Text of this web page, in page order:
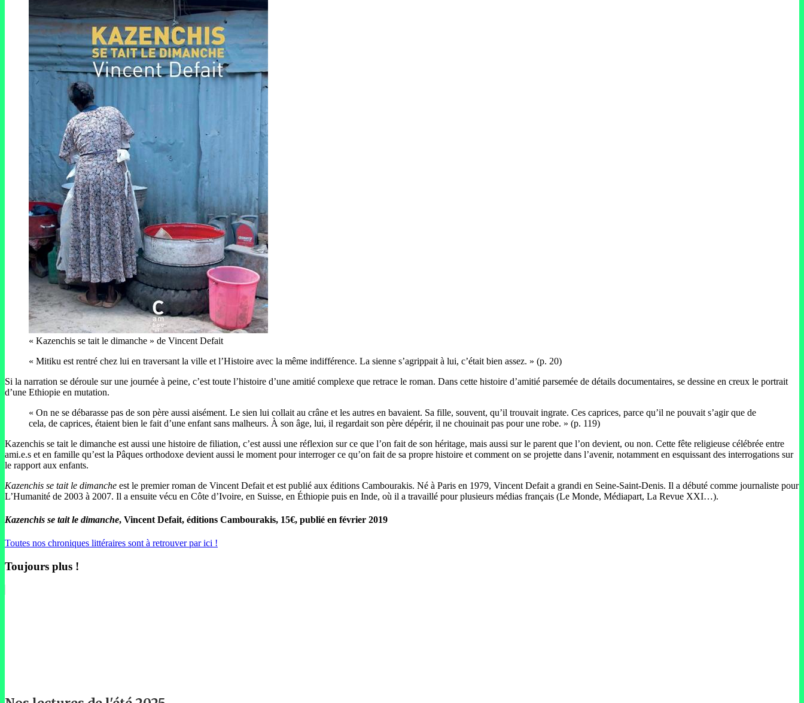
« Kazenchis se tait le dimanche » de Vincent Defait
« Mitiku est rentré chez lui en traversant la ville et l’Histoire avec la même indifférence. La sienne s’agrippait à lui, c’était bien assez. » (p. 20)
Si la narration se déroule sur une journée à peine, c’est toute l’histoire d’une amitié complexe que retrace le roman. Dans cette histoire d’amitié parsemée de détails documentaires, se dessine en creux le portrait
d’une Ethiopie en mutation.
« On ne se débarasse pas de son père aussi aisément. Le sien lui collait au crâne et les autres en bavaient. Sa fille, souvent, qu’il trouvait ingrate. Ces caprices, parce qu’il ne pouvait s’agir que de
cela, de caprices, étaient bien le fait d’une enfant sans malheurs. À son âge, lui, il regardait son père dépérir, il ne chouinait pas pour une robe. » (p. 119)
Kazenchis se tait le dimanche est aussi une histoire de filiation, c’est aussi une réflexion sur ce que l’on fait de son héritage, mais aussi sur le parent que l’on devient, ou non. Cette fête religieuse célébrée entre
ami.e.s et en famille qu’est la Pâques orthodoxe devient aussi le moment pour interroger ce qu’on fait de sa propre histoire et comment on se projette dans l’avenir, notamment en esquissant des interrogations sur
le rapport aux enfants.
Kazenchis se tait le dimanche est le premier roman de Vincent Defait et est publié aux éditions Cambourakis. Né à Paris en 1979, Vincent Defait a grandi en Seine-Saint-Denis. Il a débuté comme journaliste pour
L’Humanité de 2003 à 2007. Il a ensuite vécu en Côte d’Ivoire, en Suisse, en Éthiopie puis en Inde, où il a travaillé pour plusieurs médias français (Le Monde, Médiapart, La Revue XXI…).
Kazenchis se tait le dimanche, Vincent Defait, éditions Cambourakis, 15€, publié en février 2019
Toutes nos chroniques littéraires sont à retrouver par ici !
Toujours plus !